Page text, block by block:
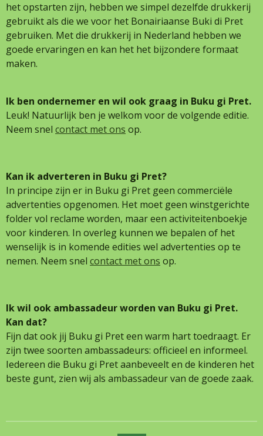
het opstarten zijn, hebben we simpel dezelfde drukkerij
gebruikt als die we voor het Bonairiaanse Buki di Pret
gebruiken. Met die drukkerij in Nederland hebben we
goede ervaringen en kan het het bijzondere formaat
maken.
Ik ben ondernemer en wil ook graag in Buku gi Pret.
Leuk! Natuurlijk ben je welkom voor de volgende editie.
Neem snel contact met ons op.
Kan ik adverteren in Buku gi Pret?
In principe zijn er in Buku gi Pret geen commerciële
advertenties opgenomen. Het moet geen winstgerichte
folder vol reclame worden, maar een activiteitenboekje
voor kinderen. In overleg kunnen we bepalen of het
wenselijk is in komende edities wel advertenties op te
nemen. Neem snel contact met ons op.
Ik wil ook ambassadeur worden van Buku gi Pret.
Kan dat?
Fijn dat ook jij Buku gi Pret een warm hart toedraagt. Er
zijn twee soorten ambassadeurs: officieel en informeel.
Iedereen die Buku gi Pret aanbeveelt en de kinderen het
beste gunt, zien wij als ambassadeur van de goede zaak.